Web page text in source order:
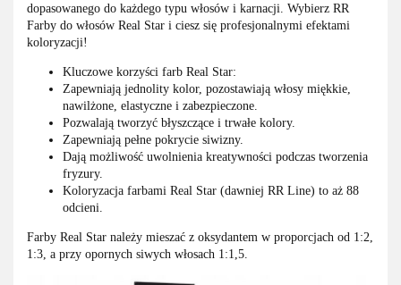
dopasowanego do każdego typu włosów i karnacji. Wybierz RR
Farby do włosów Real Star i ciesz się profesjonalnymi efektami
koloryzacji!
Kluczowe korzyści farb Real Star:
Zapewniają jednolity kolor, pozostawiają włosy miękkie,
nawilżone, elastyczne i zabezpieczone.
Pozwalają tworzyć błyszczące i trwałe kolory.
Zapewniają pełne pokrycie siwizny.
Dają możliwość uwolnienia kreatywności podczas tworzenia
fryzury.
Koloryzacja farbami Real Star (dawniej RR Line) to aż 88
odcieni.
Farby Real Star należy mieszać z oksydantem w proporcjach od 1:2,
1:3, a przy opornych siwych włosach 1:1,5.